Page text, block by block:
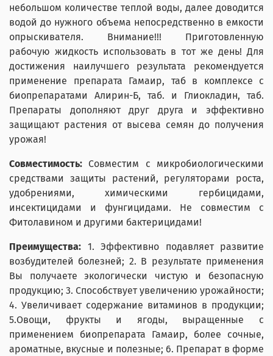
небольшом количестве теплой воды, далее доводится
водой до нужного объема непосредственно в емкости
опрыскивателя. Внимание!!! Приготовленную
рабочую жидкость использовать в тот же день! Для
достижения наилучшего результата рекомендуется
применение препарата Гамаир, таб в комплексе с
биопрепаратами Алирин-Б, таб. и Глиокладин, таб.
Препараты дополняют друг друга и эффективно
защищают растения от высева семян до получения
урожая!
Совместимость: Совместим с микробиологическими
средствами защиты растений, регуляторами роста,
удобрениями, химическими гербицидами,
инсектицидами и фунгицидами. Не совместим с
Фитолавином и другими бактерицидами!
Преимущества: 1. Эффективно подавляет развитие
возбудителей болезней; 2. В результате применения
Вы получаете экологически чистую и безопасную
продукцию; 3. Способствует увеличению урожайности;
4. Увеличивает содержание витаминов в продукции;
5.Овощи, фрукты и ягоды, выращенные с
применением биопрепарата Гамаир, более сочные,
ароматные, вкусные и полезные; 6. Препарат в форме